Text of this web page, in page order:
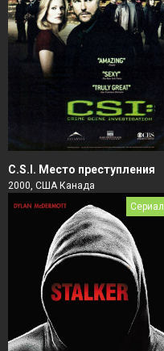
C.S.I. Место преступления
2000, США Канада
Сериал